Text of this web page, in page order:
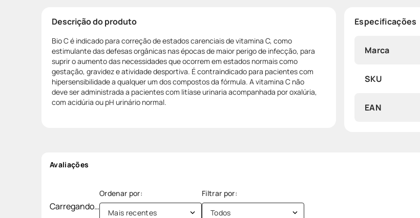
Descrição do produto
Bio C é indicado para correção de estados carenciais de vitamina C, como
estimulante das defesas orgânicas nas épocas de maior perigo de infecção, para
suprir o aumento das necessidades que ocorrem em estados normais como
gestação, gravidez e atividade desportiva. É contraindicado para pacientes com
hipersensibilidade a qualquer um dos compostos da fórmula. A vitamina C não
deve ser administrada a pacientes com litíase urinaria acompanhada por oxalúria,
com acidúria ou pH urinário normal.
Especificações
Marca
SKU
EAN
Avaliações
Carregando…
Mais recentes Todos